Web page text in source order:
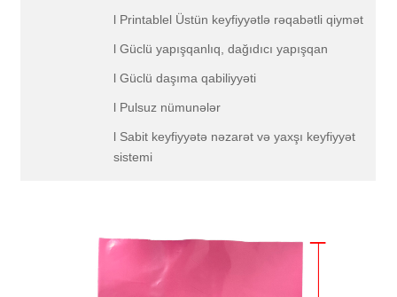
l Printablel Üstün keyfiyyətlə rəqabətli qiymət
l Güclü yapışqanlıq, dağıdıcı yapışqan
l Güclü daşıma qabiliyyəti
l Pulsuz nümunələr
l Sabit keyfiyyətə nəzarət və yaxşı keyfiyyət
sistemi